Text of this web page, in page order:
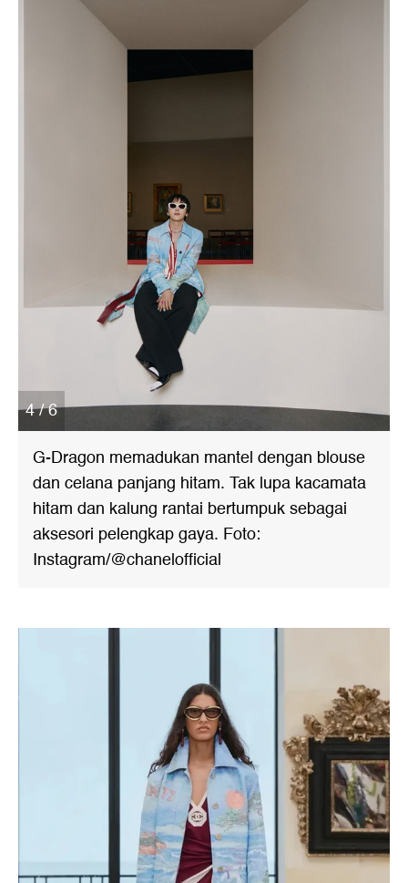
4 / 6
G-Dragon memadukan mantel dengan blouse
dan celana panjang hitam. Tak lupa kacamata
hitam dan kalung rantai bertumpuk sebagai
aksesori pelengkap gaya. Foto:
Instagram/@chanelofficial